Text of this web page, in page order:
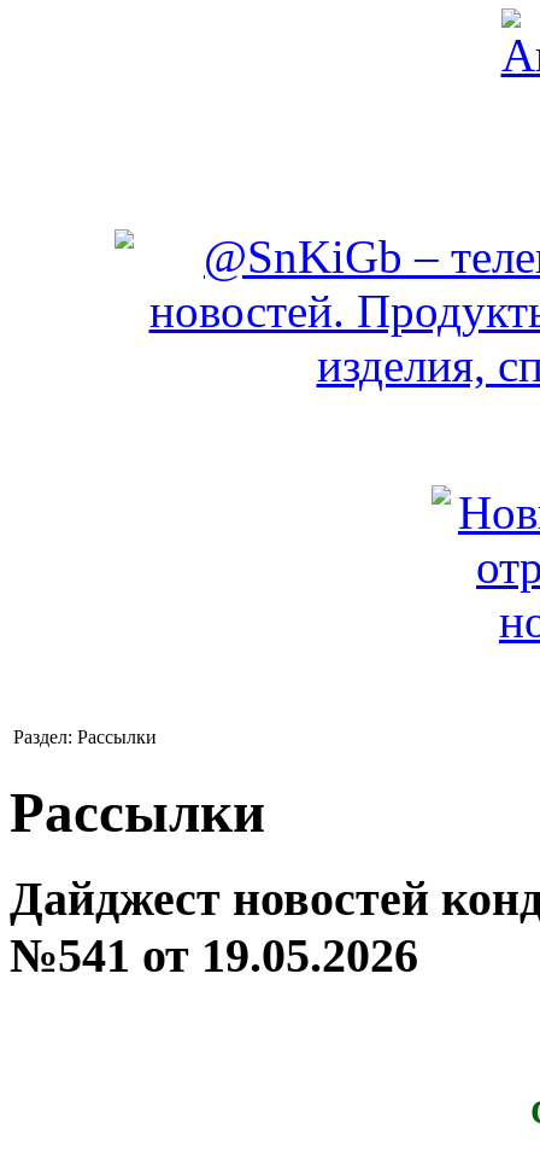
Раздел: Рассылки
Рассылки
Дайджест новостей
№541 от 19.05.2026